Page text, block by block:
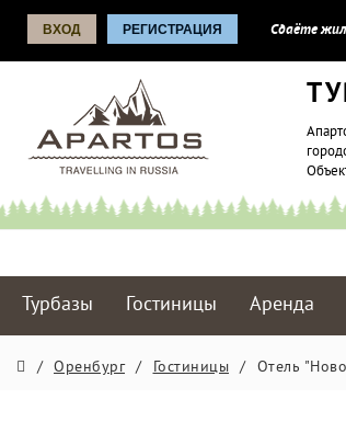
ВХОД РЕГИСТРАЦИЯ Сдаёте
Турбазы Гостиницы Аренда
/ Оренбург / Гостиницы / Отель